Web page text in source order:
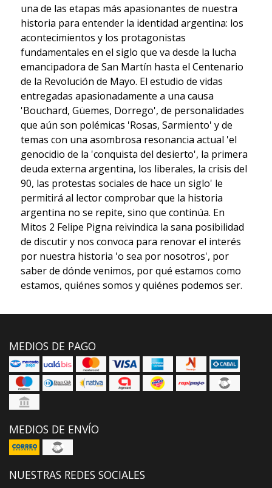
una de las etapas más apasionantes de nuestra
historia para entender la identidad argentina: los
acontecimientos y los protagonistas
fundamentales en el siglo que va desde la lucha
emancipadora de San Martín hasta el Centenario
de la Revolución de Mayo. El estudio de vidas
entregadas apasionadamente a una causa
'Bouchard, Güemes, Dorrego', de personalidades
que aún son polémicas 'Rosas, Sarmiento' y de
temas con una asombrosa resonancia actual 'el
genocidio de la 'conquista del desierto', la primera
deuda externa argentina, los liberales, la crisis del
90, las protestas sociales de hace un siglo' le
permitirá al lector comprobar que la historia
argentina no se repite, sino que continúa. En
Mitos 2 Felipe Pigna reivindica la sana posibilidad
de discutir y nos convoca para renovar el interés
por nuestra historia 'o sea por nosotros', por
saber de dónde venimos, por qué estamos como
estamos, quiénes somos y quiénes podemos ser.
MEDIOS DE PAGO
MEDIOS DE ENVÍO
NUESTRAS REDES SOCIALES